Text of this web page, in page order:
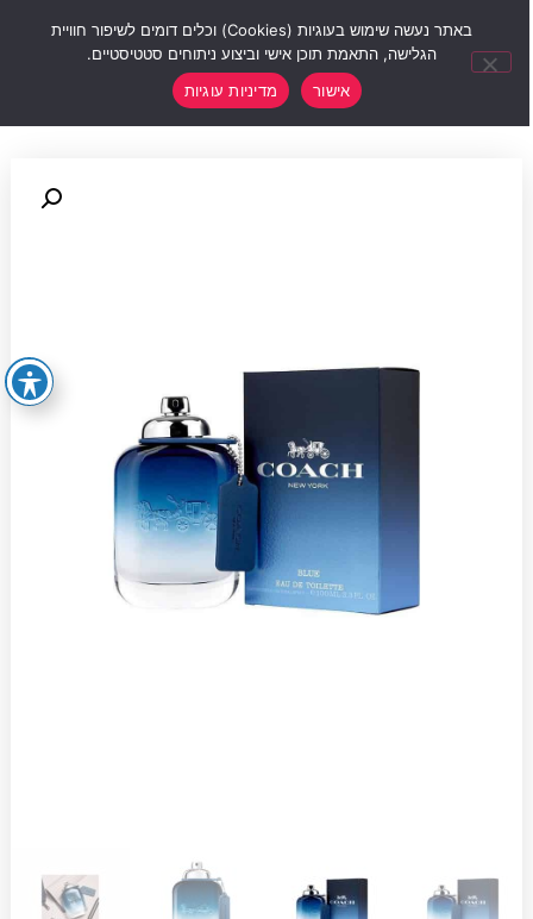
באתר נעשה שימוש בעוגיות (Cookies) וכלים דומים לשיפור חוויית
הגלישה, התאמת תוכן אישי וביצוע ניתוחים סטטיסטיים.
אישור
מדיניות עוגיות